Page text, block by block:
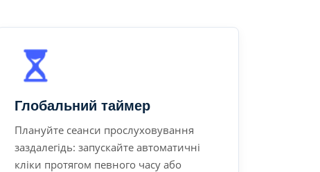
Глобальний таймер
Плануйте сеанси прослуховування
заздалегідь: запускайте автоматичні
кліки протягом певного часу або